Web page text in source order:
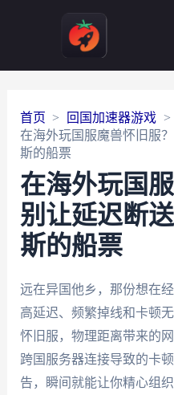
首页
回国加速器游戏
在海外玩国服魔兽怀旧服
斯的船票
在海外玩国
别让延迟断
斯的船票
远在异国他乡，那份想在
高延迟、频繁掉线和卡顿
怀旧服，物理距离带来的
跨国服务器连接导致的卡
告，瞬间就能让你精心组